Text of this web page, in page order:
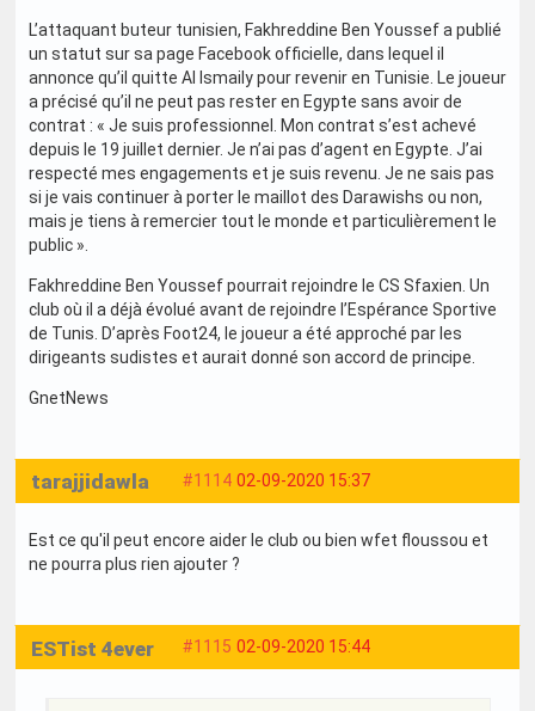
L’attaquant buteur tunisien, Fakhreddine Ben Youssef a publié
un statut sur sa page Facebook officielle, dans lequel il
annonce qu’il quitte Al Ismaily pour revenir en Tunisie. Le joueur
a précisé qu’il ne peut pas rester en Egypte sans avoir de
contrat : « Je suis professionnel. Mon contrat s’est achevé
depuis le 19 juillet dernier. Je n’ai pas d’agent en Egypte. J’ai
respecté mes engagements et je suis revenu. Je ne sais pas
si je vais continuer à porter le maillot des Darawishs ou non,
mais je tiens à remercier tout le monde et particulièrement le
public ».
Fakhreddine Ben Youssef pourrait rejoindre le CS Sfaxien. Un
club où il a déjà évolué avant de rejoindre l’Espérance Sportive
de Tunis. D’après Foot24, le joueur a été approché par les
dirigeants sudistes et aurait donné son accord de principe.
GnetNews
#1114 02-09-2020 15:37
tarajjidawla
Est ce qu'il peut encore aider le club ou bien wfet floussou et
ne pourra plus rien ajouter ?
#1115 02-09-2020 15:44
ESTist 4ever